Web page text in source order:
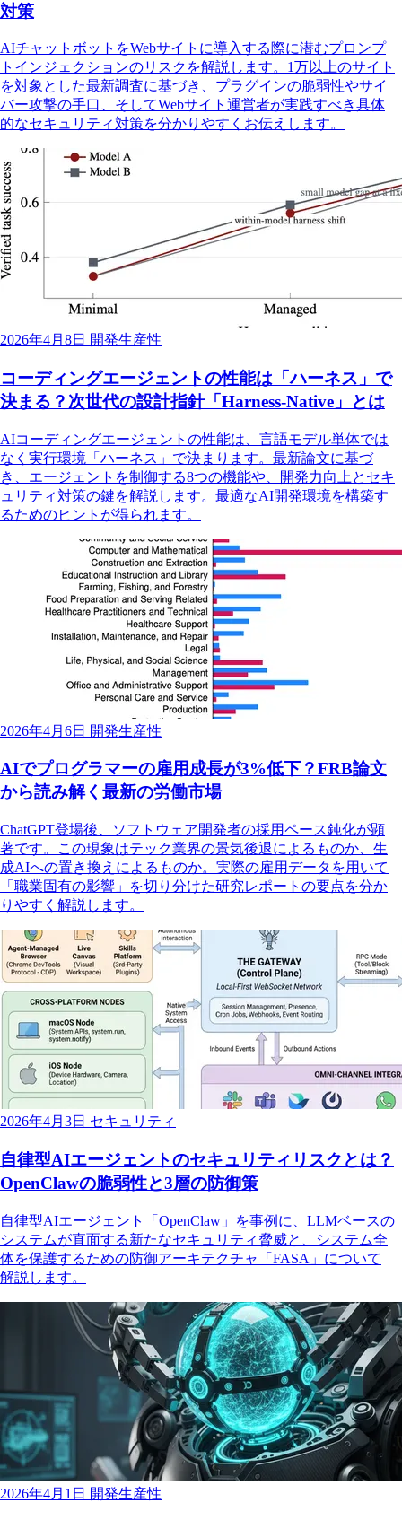
対策
AIチャットボットをWebサイトに導入する際に潜むプロンプ
トインジェクションのリスクを解説します。1万以上のサイト
を対象とした最新調査に基づき、プラグインの脆弱性やサイ
バー攻撃の手口、そしてWebサイト運営者が実践すべき具体
的なセキュリティ対策を分かりやすくお伝えします。
2026年4月8日 開発生産性
コーディングエージェントの性能は「ハーネス」で
決まる？次世代の設計指針「Harness-Native」とは
AIコーディングエージェントの性能は、言語モデル単体では
なく実行環境「ハーネス」で決まります。最新論文に基づ
き、エージェントを制御する8つの機能や、開発力向上とセキ
ュリティ対策の鍵を解説します。最適なAI開発環境を構築す
るためのヒントが得られます。
2026年4月6日 開発生産性
AIでプログラマーの雇用成長が3%低下？FRB論文
から読み解く最新の労働市場
ChatGPT登場後、ソフトウェア開発者の採用ペース鈍化が顕
著です。この現象はテック業界の景気後退によるものか、生
成AIへの置き換えによるものか。実際の雇用データを用いて
「職業固有の影響」を切り分けた研究レポートの要点を分か
りやすく解説します。
2026年4月3日 セキュリティ
自律型AIエージェントのセキュリティリスクとは？
OpenClawの脆弱性と3層の防御策
自律型AIエージェント「OpenClaw」を事例に、LLMベースの
システムが直面する新たなセキュリティ脅威と、システム全
体を保護するための防御アーキテクチャ「FASA」について
解説します。
2026年4月1日 開発生産性